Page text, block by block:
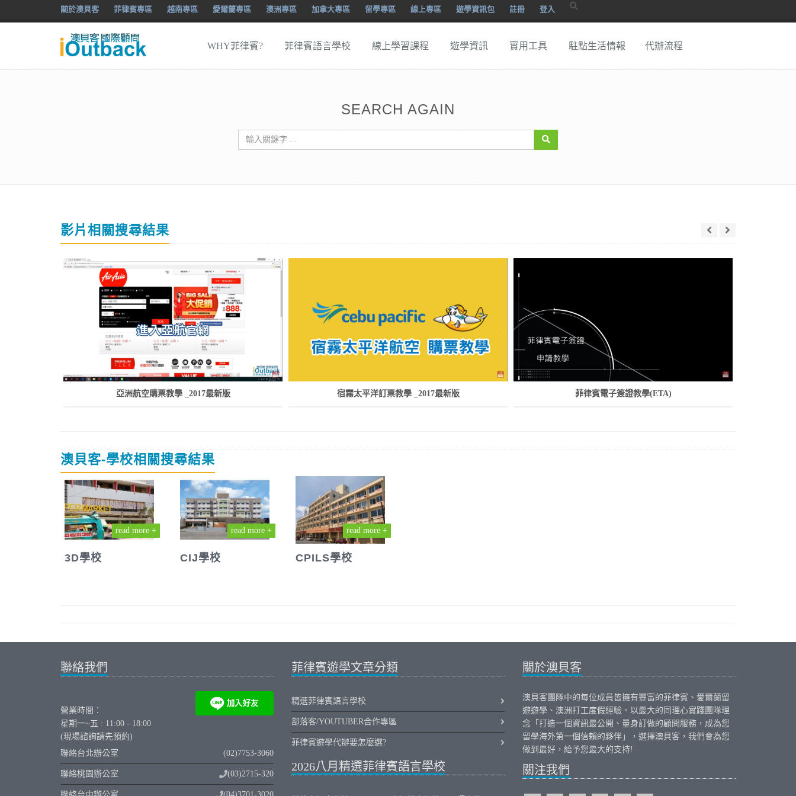
關於澳貝客 菲律賓專區 越南專區 愛爾蘭專區 澳洲專區 加拿大專區 留學專區 線上專區 遊學資訊包 註冊 登入
WHY菲律賓? 菲律賓語言學校 線上學習課程 遊學資訊 實用工具 駐點生活情報 代辦流程
SEARCH AGAIN
影片相關搜尋結果
亞洲航空購票教學 _2017最新版 宿霧太平洋訂票教學 _2017最新版 菲律賓電子簽證教學(ETA)
澳貝客-學校相關搜尋結果
read more +
3D學校
read more +
CIJ學校
read more +
CPILS學校
聯絡我們
營業時間：
星期一~五 : 11:00 - 18:00
(現場諮詢請先預約)
聯絡台北辦公室
(02)7753-3060
聯絡桃園辦公室 (03)2715-320
菲律賓遊學文章分類
精選菲律賓語言學校
部落客/YOUTUBER合作專區
菲律賓遊學代辦要怎麼選?
2026八月精選菲律賓語言學校
關於澳貝客
澳貝客團隊中的每位成員皆擁有豐富的菲律賓 、 愛爾蘭留
遊遊學、 澳洲打工度假經驗。以最大的同理心實踐團隊理
念「打造一個資訊最公開、量身訂做的顧問服務，成為您
留學海外第一個信賴的夥伴」，選擇澳貝客，我們會為您
做到最好，給予您最大的支持!
關注我們